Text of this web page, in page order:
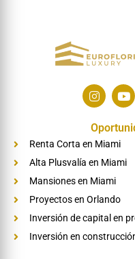
I
n
s
t
a
g
r
a
m
Y
o
u
t
u
e
Renta Corta en Miami
Alta Plusvalía en Miami
Mansiones en Miami
Proyectos en Orlando
Inversión de capital en
Inversión en